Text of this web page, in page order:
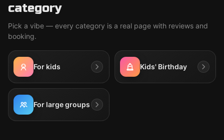
category
Pick a vibe — every category is a real page with reviews and
booking.
For kids Kids' Birthday
For large groups